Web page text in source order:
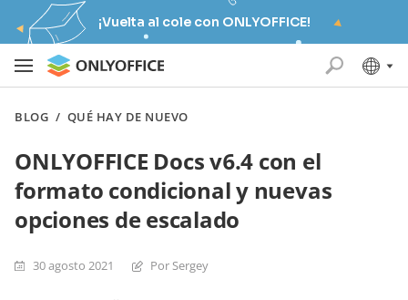
¡Vuelta al cole con ONLYOFFICE!
BLOG / QUÉ HAY DE NUEVO
ONLYOFFICE Docs v6.4 con el
formato condicional y nuevas
opciones de escalado
30 agosto 2021 Por Sergey